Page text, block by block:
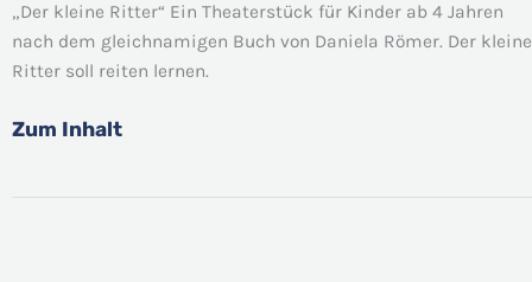
„Der kleine Ritter“ Ein Theaterstück für Kinder ab 4 Jahren
nach dem gleichnamigen Buch von Daniela Römer. Der kleine
Ritter soll reiten lernen.
Zum Inhalt